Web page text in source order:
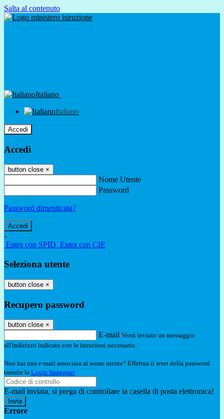
Salta al contenuto
Italiano
Italiano
Accedi
Accedi
button close ×
Nome Utente
Password
Password dimenticata?
-
Entra con SPID Entra con CIE
Seleziona utente
button close ×
Recupero password
button close ×
E-mail Verrà inviato un messaggio
all'indirizzo indicato con le istruzioni necessarie.
Non hai una e-mail associata al nome utente? Effettua il reset della password
tramite la Login Spaggiari
E-mail inviata, si prega di controllare la casella di posta elettronica!
Errore